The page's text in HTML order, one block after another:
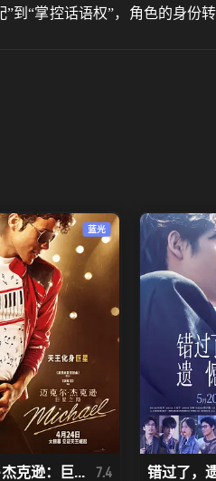
到“掌控话语权”，角色的身
蓝光
克逊：巨... 7.4 错过了，